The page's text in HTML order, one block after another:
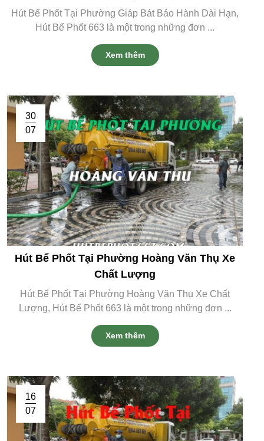
Hút Bể Phốt Tại Phường Giáp Bát Bảo Hành Dài Hạn,
Hút Bể Phốt 663 là một trong những đơn ...
Xem thêm
30
07
Hút Bể Phốt Tại Phường Hoàng Văn Thụ Xe
Chất Lượng
Hút Bể Phốt Tại Phường Hoàng Văn Thụ Xe Chất
Lượng, Hút Bể Phốt 663 là một trong những đơn ...
Xem thêm
16
07